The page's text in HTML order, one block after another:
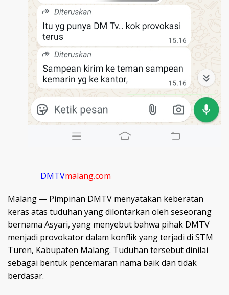
DMTVmalang.com
Malang — Pimpinan DMTV menyatakan keberatan
keras atas tuduhan yang dilontarkan oleh seseorang
bernama Asyari, yang menyebut bahwa pihak DMTV
menjadi provokator dalam konflik yang terjadi di STM
Turen, Kabupaten Malang. Tuduhan tersebut dinilai
sebagai bentuk pencemaran nama baik dan tidak
berdasar.